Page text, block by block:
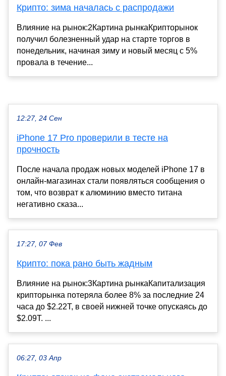
Крипто: зима началась с распродажи
Влияние на рынок:2Картина рынкаКрипторынок
получил болезненный удар на старте торгов в
понедельник, начиная зиму и новый месяц с 5%
провала в течение...
12:27, 24 Сен
iPhone 17 Pro проверили в тесте на
прочность
После начала продаж новых моделей iPhone 17 в
онлайн-магазинах стали появляться сообщения о
том, что возврат к алюминию вместо титана
негативно сказа...
17:27, 07 Фев
Крипто: пока рано быть жадным
Влияние на рынок:3Картина рынкаКапитализация
крипторынка потеряла более 8% за последние 24
часа до $2.22T, в своей нижней точке опускаясь до
$2.09T. ...
06:27, 03 Апр